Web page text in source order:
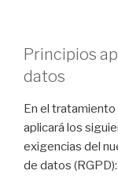
Principios
datos
En el
aplicará los
exigencias del
de datos (RGPD):